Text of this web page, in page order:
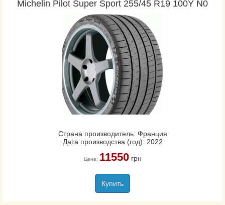
Michelin Pilot Super Sport 255/45 R19 100Y N0
Страна производитель: Франция
Дата производства (год): 2022
Цена: 11550грн
Купить